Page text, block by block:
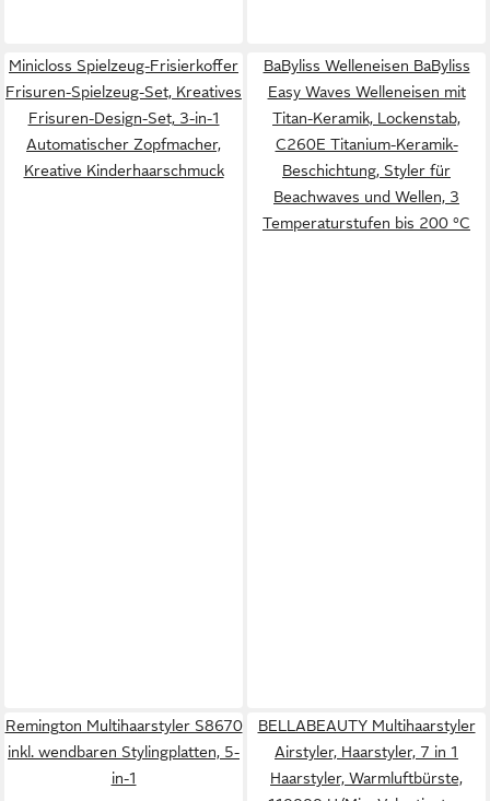
Minicloss Spielzeug-Frisierkoffer
Frisuren-Spielzeug-Set, Kreatives
Frisuren-Design-Set, 3-in-1
Automatischer Zopfmacher,
Kreative Kinderhaarschmuck
BaByliss Welleneisen BaByliss
Easy Waves Welleneisen mit
Titan-Keramik, Lockenstab,
C260E Titanium-Keramik-
Beschichtung, Styler für
Beachwaves und Wellen, 3
Temperaturstufen bis 200 °C
Remington Multihaarstyler S8670
inkl. wendbaren Stylingplatten, 5-
in-1
BELLABEAUTY Multihaarstyler
Airstyler, Haarstyler, 7 in 1
Haarstyler, Warmluftbürste,